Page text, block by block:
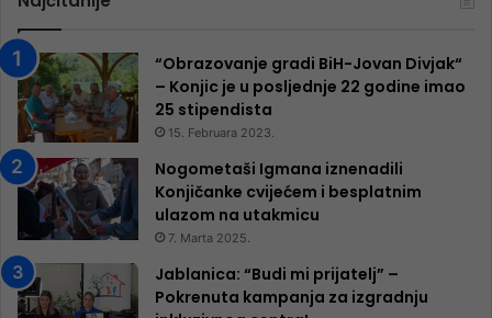
“Obrazovanje gradi BiH-Jovan Divjak“
– Konjic je u posljednje 22 godine imao
25 ​​stipendista
15. Februara 2023.
Nogometaši Igmana iznenadili
Konjičanke cvijećem i besplatnim
ulazom na utakmicu
7. Marta 2025.
Jablanica: “Budi mi prijatelj” –
Pokrenuta kampanja za izgradnju